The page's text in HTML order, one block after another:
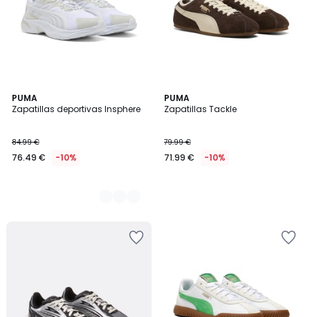
PUMA
Zapatillas deportivas Insphere
84.99 €
76.49 € -10%
2
Colores
PUMA
Zapatillas Tackle
79.99 €
71.99 € -10%